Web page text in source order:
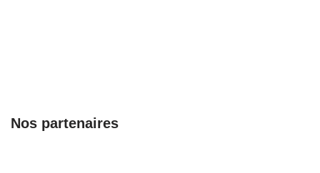
Nos partenaires